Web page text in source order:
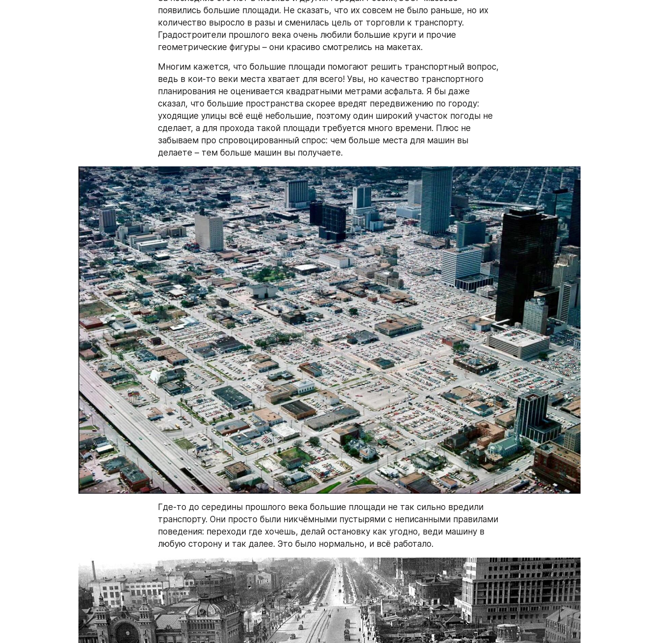
появились большие площади. Не сказать, что их совсем не было раньше, но их
количество выросло в разы и сменилась цель от торговли к транспорту.
Градостроители прошлого века очень любили большие круги и прочие
геометрические фигуры – они красиво смотрелись на макетах.
Многим кажется, что большие площади помогают решить транспортный вопрос,
ведь в кои-то веки места хватает для всего! Увы, но качество транспортного
планирования не оценивается квадратными метрами асфальта. Я бы даже
сказал, что большие пространства скорее вредят передвижению по городу:
уходящие улицы всё ещё небольшие, поэтому один широкий участок погоды не
сделает, а для прохода такой площади требуется много времени. Плюс не
забываем про спровоцированный спрос: чем больше места для машин вы
делаете – тем больше машин вы получаете.
Где-то до середины прошлого века большие площади не так сильно вредили
транспорту. Они просто были никчёмными пустырями с неписанными правилами
поведения: переходи где хочешь, делай остановку как угодно, веди машину в
любую сторону и так далее. Это было нормально, и всё работало.